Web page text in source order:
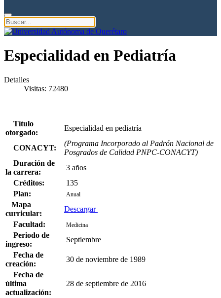
Especialidad en Pediatría
Detalles
Visitas: 72480
Título
otorgado:
Especialidad en pediatría
CONACYT:
(Programa Incorporado al Padrón Nacional de
Posgrados de Calidad PNPC-CONACYT)
Duración de
la carrera:
3 años
Créditos:
135
Plan:
Anual
Mapa
curricular:
Descargar
Facultad:
Medicina
Periodo de
ingreso:
Septiembre
Fecha de
creación:
30 de noviembre de 1989
Fecha de
última
actualización:
28 de septiembre de 2016